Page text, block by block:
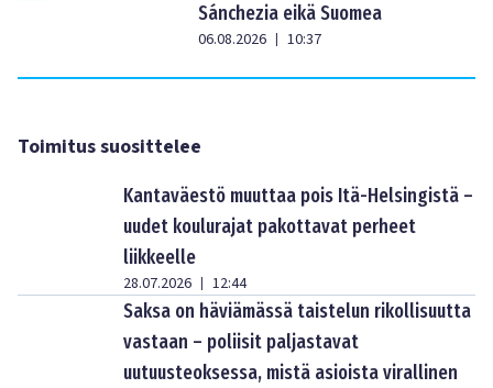
Sánchezia eikä Suomea
06.08.2026 10:37
Toimitus suosittelee
Kantaväestö muuttaa pois Itä-Helsingistä –
uudet koulurajat pakottavat perheet
liikkeelle
28.07.2026 12:44
Saksa on häviämässä taistelun rikollisuutta
vastaan – poliisit paljastavat
uutuusteoksessa, mistä asioista virallinen